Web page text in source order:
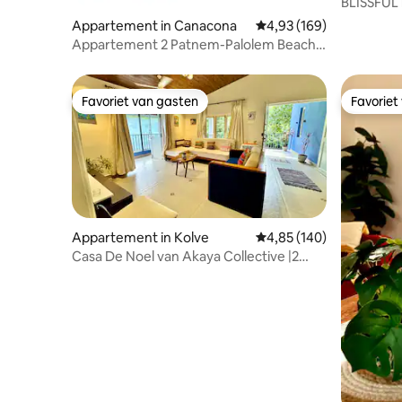
Appartement in Canacona Gemiddelde
4,93 (169)
Appartement 2 Patnem-Palolem Beach
Favoriet van gasten
Favoriet van gasten
Appartement in Kolve Gemiddelde
4,85 (140)
Casa De Noel van Akaya Collective |2